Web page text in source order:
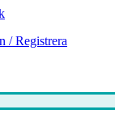
/ Registrera